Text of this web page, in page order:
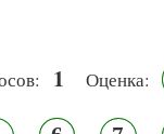
1 Оценка: